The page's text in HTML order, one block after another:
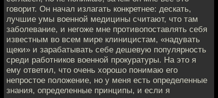
говорит. Он начал излагать конкретнее: дескать,
лучшие умы военной медицины считают, что там
заболевание, и негоже мне противопоставлять себя
известным во всем мире клиницистам, «надувать
щеки» и зарабатывать себе дешевую популярность
среди работников военной прокуратуры. На это я
ему ответил, что очень хорошо понимаю его
непростое положение, но у меня есть определенные
знания, определенные принципы, и если я